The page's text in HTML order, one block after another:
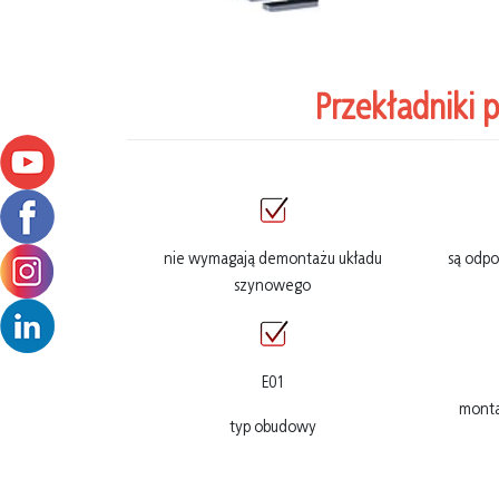
Przekładniki
nie wymagają demontażu układu
szynowego
są
E01
typ obudowy